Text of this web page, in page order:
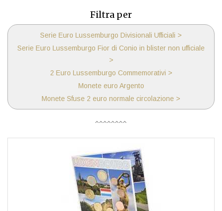
Filtra per
Serie Euro Lussemburgo Divisionali Ufficiali >
Serie Euro Lussemburgo Fior di Conio in blister non ufficiale
>
2 Euro Lussemburgo Commemorativi >
Monete euro Argento
Monete Sfuse 2 euro normale circolazione >